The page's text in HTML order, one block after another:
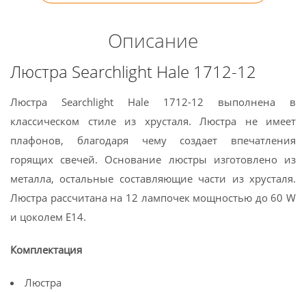
Описание
Люстра Searchlight Hale 1712-12
Люстра Searchlight Hale 1712-12 выполнена в
классическом стиле из хрусталя. Люстра не имеет
плафонов, благодаря чему создает впечатления
горящих свечей. Основание люстры изготовлено из
металла, остальные составляющие части из хрусталя.
Люстра рассчитана на 12 лампочек мощностью до 60 W
и цоколем Е14.
Комплектация
Люстра